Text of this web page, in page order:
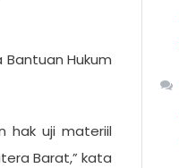
Bantuan Hukum
hak uji materiil
Barat,” kata